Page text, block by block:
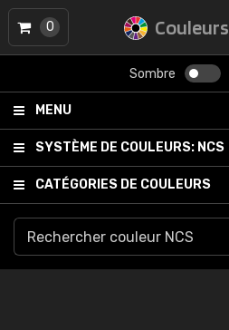
Couleurs
Sombre
MENU
SYSTÈME DE COULEURS: NCS
CATÉGORIES DE COULEURS
0